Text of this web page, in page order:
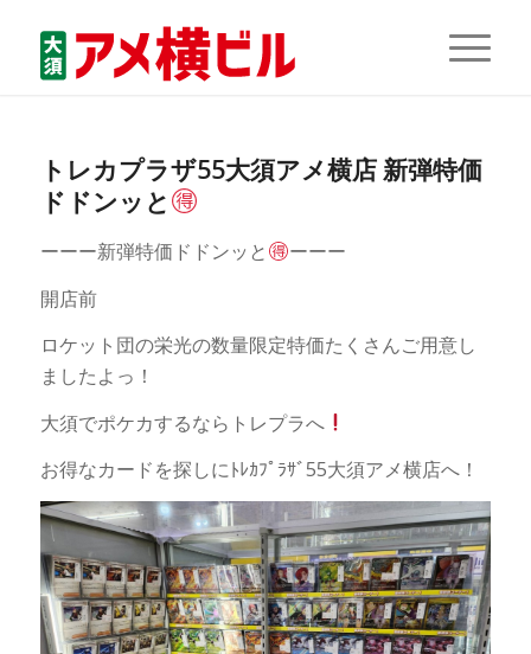
トレカプラザ55大須アメ横店 新弾特価
ドドンッと
ーーー新弾特価ドドンッと
ーーー
開店前
ロケット団の栄光の数量限定特価たくさんご用意し
ましたよっ！
大須でポケカするならトレプラへ
お得なカードを探しにﾄﾚｶﾌﾟﾗｻﾞ55大須アメ横店へ！